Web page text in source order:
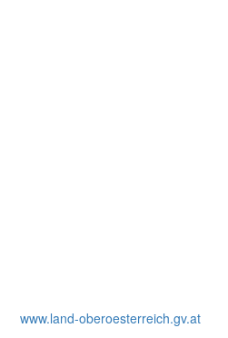
www.land-oberoesterreich.gv.at